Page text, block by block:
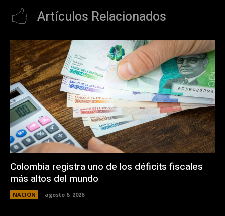
Artículos Relacionados
Colombia registra uno de los déficits fiscales
más altos del mundo
NACIÓN agosto 6, 2026